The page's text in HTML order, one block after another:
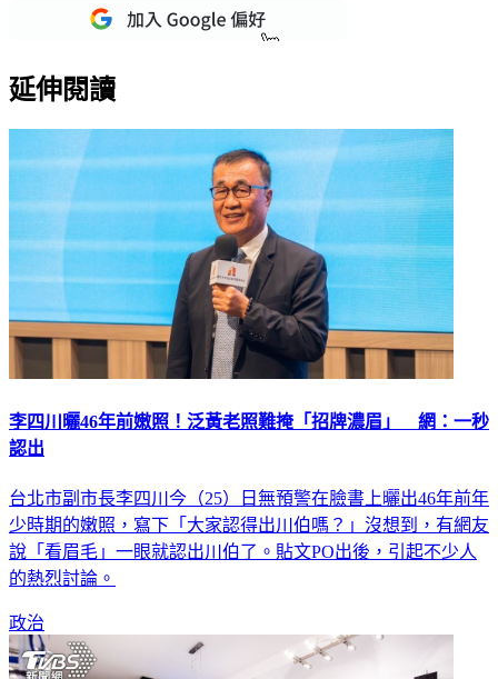
延伸閱讀
李四川曬46年前嫩照！泛黃老照難掩「招牌濃眉」 網：一秒
認出
台北市副市長李四川今（25）日無預警在臉書上曬出46年前年
少時期的嫩照，寫下「大家認得出川伯嗎？」沒想到，有網友
說「看眉毛」一眼就認出川伯了。貼文PO出後，引起不少人
的熱烈討論。
政治